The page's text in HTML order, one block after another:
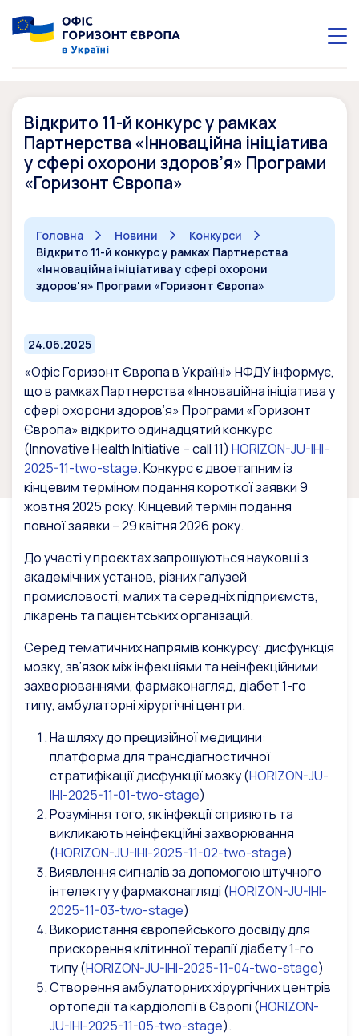
Відкрито 11-й конкурс у рамках
Партнерства «Інноваційна ініціатива
у сфері охорони здоров’я» Програми
«Горизонт Європа»
Головна Новини
Конкурси
Відкрито 11-й конкурс у рамках Партнерства
«Інноваційна ініціатива у сфері охорони
здоров'я» Програми «Горизонт Європа»
24.06.2025
«Офіс Горизонт Європа в Україні» НФДУ інформує,
що в рамках Партнерства «Інноваційна ініціатива у
сфері охорони здоров’я» Програми «Горизонт
Європа» відкрито одинадцятий конкурс
(Innovative Health Initiative – call 11) HORIZON-JU-IHI-
2025-11-two-stage. Конкурс є двоетапним із
кінцевим терміном подання короткої заявки 9
жовтня 2025 року. Кінцевий термін подання
повної заявки – 29 квітня 2026 року.
До участі у проєктах запрошуються науковці з
академічних установ, різних галузей
промисловості, малих та середніх підприємств,
лікарень та пацієнтських організацій.
Серед тематичних напрямів конкурсу: дисфункція
мозку, зв’язок між інфекціями та неінфекційними
захворюваннями, фармаконагляд, діабет 1-го
типу, амбулаторні хірургічні центри.
На шляху до прецизійної медицини:
платформа для трансдіагностичної
стратифікації дисфункції мозку (HORIZON-JU-
IHI-2025-11-01-two-stage)
Розуміння того, як інфекції сприяють та
викликають неінфекційні захворювання
(HORIZON-JU-IHI-2025-11-02-two-stage)
Виявлення сигналів за допомогою штучного
інтелекту у фармаконагляді (HORIZON-JU-IHI-
2025-11-03-two-stage)
Використання європейського досвіду для
прискорення клітинної терапії діабету 1-го
типу (HORIZON-JU-IHI-2025-11-04-two-stage)
Створення амбулаторних хірургічних центрів
ортопедії та кардіології в Європі (HORIZON-
JU-IHI-2025-11-05-two-stage).